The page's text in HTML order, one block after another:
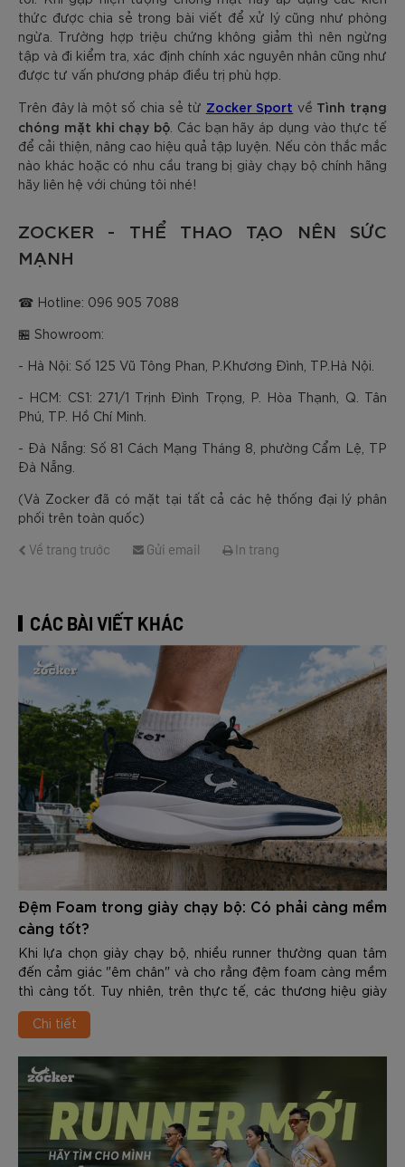
thức được chia sẻ trong bài viết để xử lý cũng như phòng
ngừa. Trường hợp triệu chứng không giảm thì nên ngừng
tập và đi kiểm tra, xác định chính xác nguyên nhân cũng như
được tư vấn phương pháp điều trị phù hợp.
Trên đây là một số chia sẻ từ Zocker Sport về Tình trạng
chóng mặt khi chạy bộ . Các bạn hãy áp dụng vào thực tế
để cải thiện, nâng cao hiệu quả tập luyện. Nếu còn thắc mắc
nào khác hoặc có nhu cầu trang bị giày chạy bộ chính hãng
hãy liên hệ với chúng tôi nhé!
ZOCKER - THỂ THAO TẠO NÊN SỨC
MẠNH
☎ Hotline: 096 905 7088
🏪 Showroom:
- Hà Nội: Số 125 Vũ Tông Phan, P.Khương Đình, TP.Hà Nội.
- HCM: CS1: 271/1 Trịnh Đình Trọng, P. Hòa Thạnh, Q. Tân
Phú, TP. Hồ Chí Minh.
- Đà Nẵng: Số 81 Cách Mạng Tháng 8, phường Cẩm Lệ, TP
Đà Nẵng.
(Và Zocker đã có mặt tại tất cả các hệ thống đại lý phân
phối trên toàn quốc)
Về trang trước
Gửi email In trang
CÁC BÀI VIẾT KHÁC
Đệm Foam trong giày chạy bộ: Có phải càng mềm
càng tốt?
Khi lựa chọn giày chạy bộ, nhiều runner thường quan tâm
đến cảm giác "êm chân" và cho rằng đệm foam càng mềm
thì càng tốt. Tuy nhiên, trên thực tế, các thương hiệu giày
chạy hiện nay không còn chỉ tập trung vào việc tạo ra lớp
đệm mềm nhất, mà hướng đến sự cân bằng giữa giảm chấn
Chi tiết